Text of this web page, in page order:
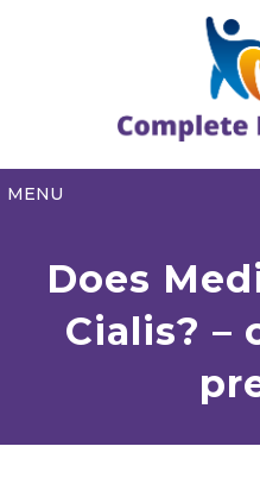
MENU
Does
Cialis? –